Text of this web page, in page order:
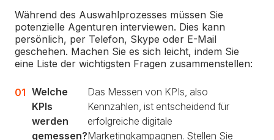
Während des Auswahlprozesses müssen Sie
potenzielle Agenturen interviewen. Dies kann
persönlich, per Telefon, Skype oder E-Mail
geschehen. Machen Sie es sich leicht, indem Sie
eine Liste der wichtigsten Fragen zusammenstellen:
Welche
KPIs
werden
gemessen?
Das Messen von KPIs, also
Kennzahlen, ist entscheidend für
erfolgreiche digitale
Marketingkampagnen. Stellen Sie